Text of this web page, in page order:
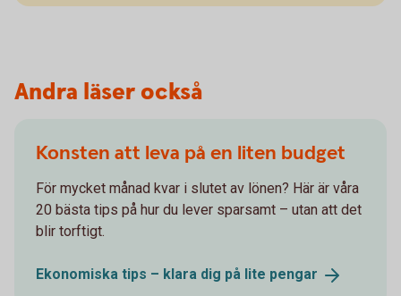
Andra läser också
Konsten att leva på en liten budget
För mycket månad kvar i slutet av lönen? Här är våra
20 bästa tips på hur du lever sparsamt – utan att det
blir torftigt.
Ekonomiska tips – klara dig på lite pengar